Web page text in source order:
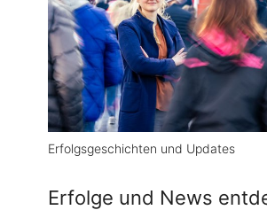
Erfolgsgeschichten und Updates
Erfolge und News